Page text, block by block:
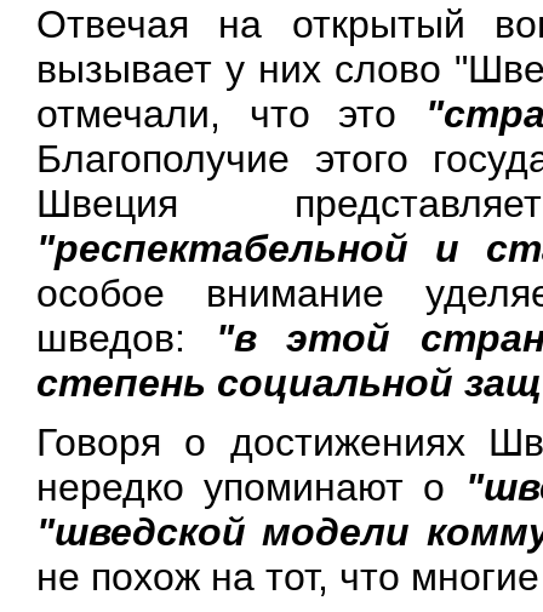
Отвечая на открытый
вызывает у них слово
отмечали, что это
Благополучие этого
Швеция
"респектабельной и
особое внимание
шведов: "в этой
степень социальной
Говоря о достижениях
нередко упоминают о
"шведской модели
не похож на тот, что